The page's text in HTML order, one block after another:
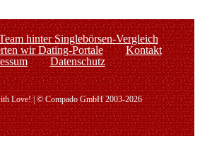
hinter Singlebörsen-Vergleich
wir Dating-Portale
Kontakt
Datenschutz
Love! | © Compado GmbH 2003-2026